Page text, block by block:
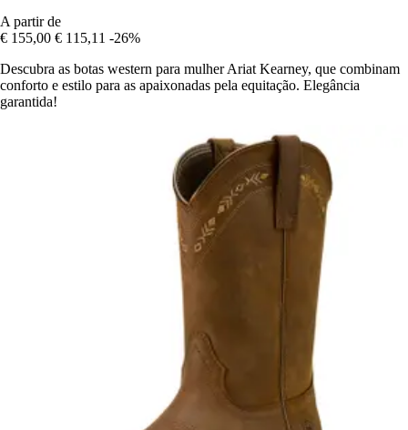
A partir de
€ 155,00 € 115,11 -26%
Descubra as botas western para mulher Ariat Kearney, que combinam
conforto e estilo para as apaixonadas pela equitação. Elegância
garantida!